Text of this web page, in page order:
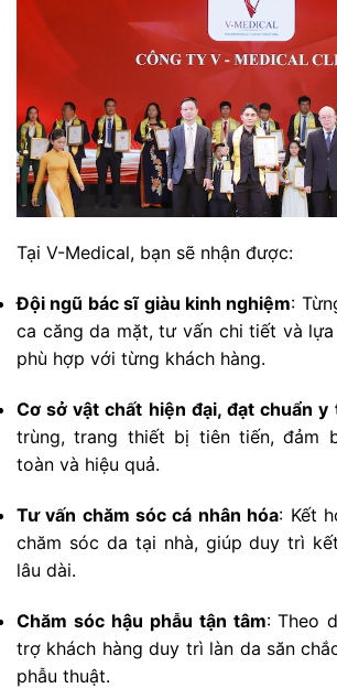
Tại V-Medical, bạn sẽ nhận được:
Đội ngũ bác sĩ giàu kinh nghiệm:
ca căng da mặt, tư vấn chi tiết và
phù hợp với từng khách hàng.
Cơ sở vật chất hiện đại, đạt chuẩn y
trùng, trang thiết bị tiên tiến, đảm
toàn và hiệu quả.
Tư vấn chăm sóc cá nhân hóa: Kết
chăm sóc da tại nhà, giúp duy trì
lâu dài.
Chăm sóc hậu phẫu tận tâm: Theo
trợ khách hàng duy trì làn da săn
phẫu thuật.